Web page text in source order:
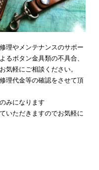
理やメンテナンスのサポー
るボタン金具類の不具合、
気軽にご相談ください。
理代金等の確認をさせて頂
みになります
いただきますのでお気軽に